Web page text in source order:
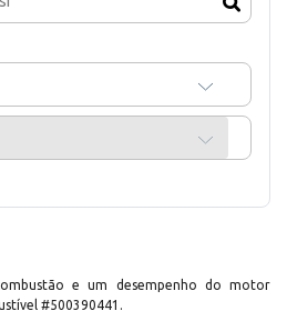
e um desempenho do motor
#500390441.